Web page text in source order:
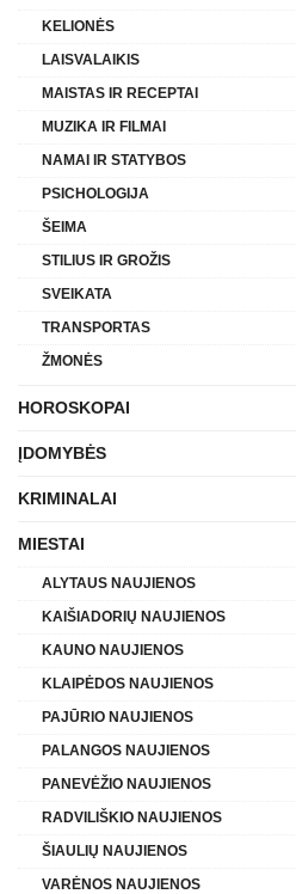
KELIONĖS
LAISVALAIKIS
MAISTAS IR RECEPTAI
MUZIKA IR FILMAI
NAMAI IR STATYBOS
PSICHOLOGIJA
ŠEIMA
STILIUS IR GROŽIS
SVEIKATA
TRANSPORTAS
ŽMONĖS
HOROSKOPAI
ĮDOMYBĖS
KRIMINALAI
MIESTAI
ALYTAUS NAUJIENOS
KAIŠIADORIŲ NAUJIENOS
KAUNO NAUJIENOS
KLAIPĖDOS NAUJIENOS
PAJŪRIO NAUJIENOS
PALANGOS NAUJIENOS
PANEVĖŽIO NAUJIENOS
RADVILIŠKIO NAUJIENOS
ŠIAULIŲ NAUJIENOS
VARĖNOS NAUJIENOS